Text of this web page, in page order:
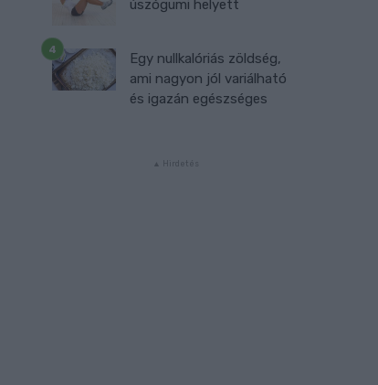
úszógumi helyett
Egy nullkalóriás zöldség,
ami nagyon jól variálható
és igazán egészséges